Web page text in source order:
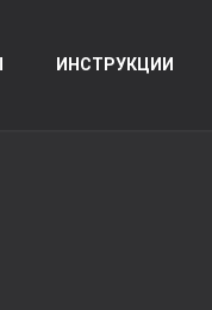
ИНСТРУКЦИИ